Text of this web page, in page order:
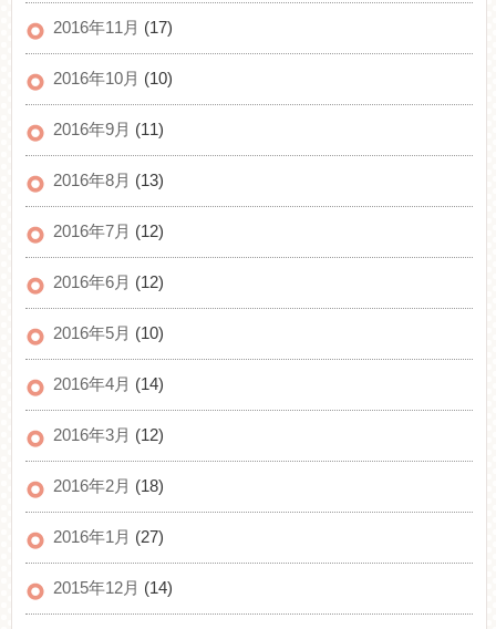
2016年11月 (17)
2016年10月 (10)
2016年9月 (11)
2016年8月 (13)
2016年7月 (12)
2016年6月 (12)
2016年5月 (10)
2016年4月 (14)
2016年3月 (12)
2016年2月 (18)
2016年1月 (27)
2015年12月 (14)